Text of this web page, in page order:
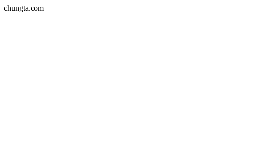
chungta.com